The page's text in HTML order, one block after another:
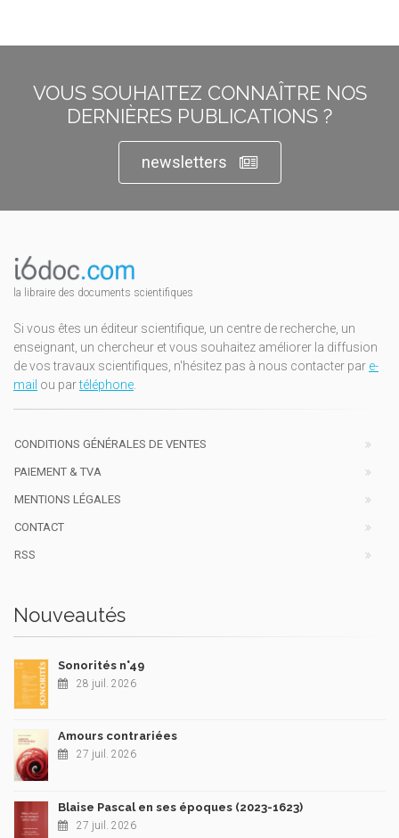
VOUS SOUHAITEZ CONNAÎTRE NOS
DERNIÈRES PUBLICATIONS ?
newsletters
la libraire des documents scientifiques
Si vous êtes un éditeur scientifique, un centre de recherche, un
enseignant, un chercheur et vous souhaitez améliorer la diffusion
de vos travaux scientifiques, n'hésitez pas à nous contacter par e-
mail ou partéléphone
CONDITIONS GÉNÉRALES DE VENTES
PAIEMENT & TVA
MENTIONS LÉGALES
CONTACT
RSS
Nouveautés
Sonorités n°49
28 juil. 2026
Amours contrariées
27 juil. 2026
Blaise Pascal en ses époques (2023-1623)
27 juil. 2026